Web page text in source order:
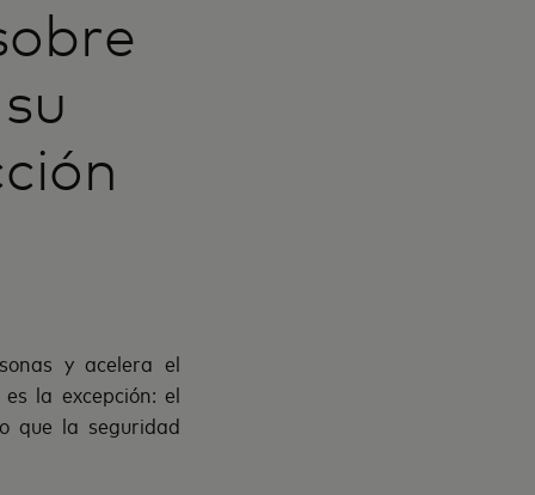
y acelera el
la excepción: el
que la seguridad